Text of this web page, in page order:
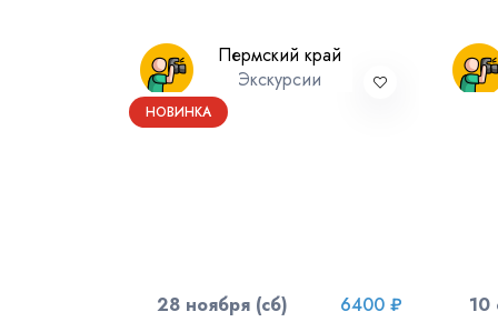
НОВИНКА
Пермский край
Экскурсии
28 ноября (сб) 6400 ₽ 10